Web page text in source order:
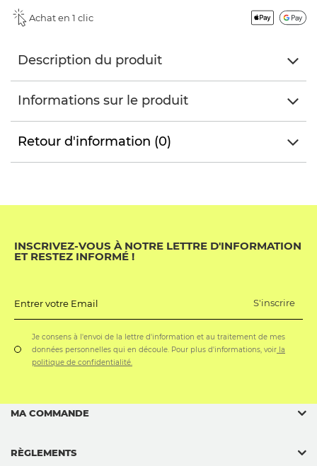
Achat en 1 clic
Description du produit
Informations sur le produit
Retour d'information (0)
INSCRIVEZ-VOUS À NOTRE LETTRE D'INFORMATION
ET RESTEZ INFORMÉ !
Entrer votre Email S'inscrire
Je consens à l'envoi de la lettre d'information et au traitement de mes
données personnelles qui en découle. Pour plus d'informations, voir la
politique de confidentialité.
MA COMMANDE
RÈGLEMENTS